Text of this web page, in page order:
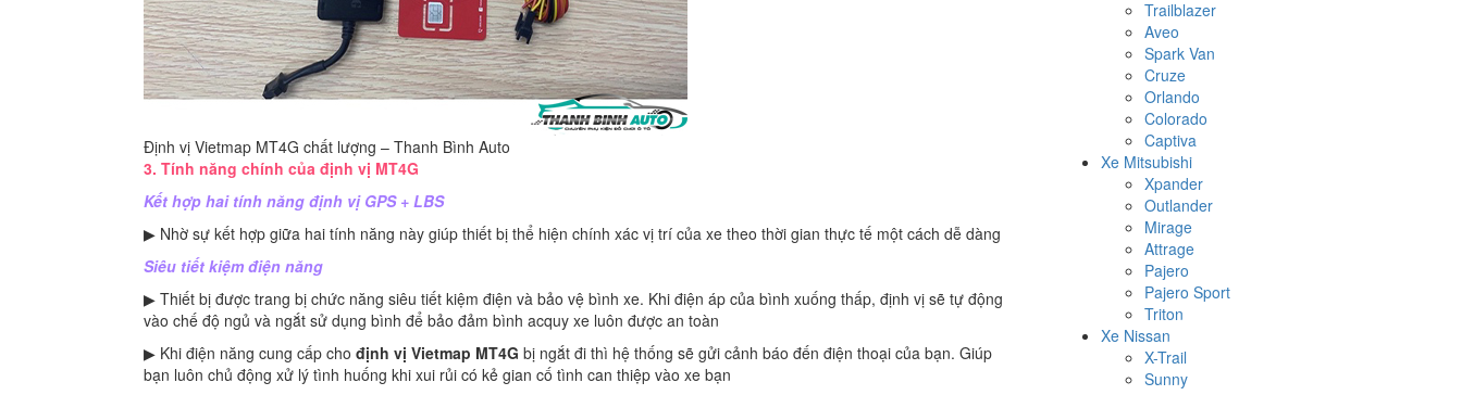
Định vị Vietmap MT4G chất lượng – Thanh Bình Auto
3. Tính năng chính của định vị MT4G
Kết hợp hai tính năng định vị GPS + LBS
▶ Nhờ sự kết hợp giữa hai tính năng này giúp thiết bị thể hiện chính xác vị trí của xe theo thời gian thực tế một cách dễ dàng
Siêu tiết kiệm điện năng
▶ Thiết bị được trang bị chức năng siêu tiết kiệm điện và bảo vệ bình xe. Khi điện áp của bình xuống thấp, định vị sẽ tự động
vào chế độ ngủ và ngắt sử dụng bình để bảo đảm bình acquy xe luôn được an toàn
▶ Khi điện năng cung cấp cho định vị Vietmap MT4G bị ngắt đi thì hệ thống sẽ gửi cảnh báo đến điện thoại của bạn. Giúp
bạn luôn chủ động xử lý tình huống khi xui rủi có kẻ gian cố tình can thiệp vào xe bạn
Trailblazer
Aveo
Spark Van
Cruze
Orlando
Colorado
Captiva
Xe Mitsubishi
Xpander
Outlander
Mirage
Attrage
Pajero
Pajero Sport
Triton
Xe Nissan
X-Trail
Sunny